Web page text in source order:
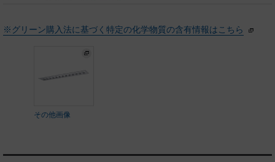
※グリーン購入法に基づく特定の化学物質の含有情報はこちら
その他画像